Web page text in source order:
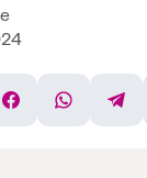
FacebookWhatsApp